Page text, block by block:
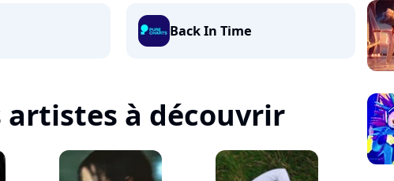
Back In Time
artistes à découvrir